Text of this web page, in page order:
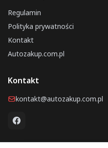
Regulamin
Polityka prywatności
Kontakt
Autozakup.com.pl
Kontakt
kontakt@autozakup.com.pl